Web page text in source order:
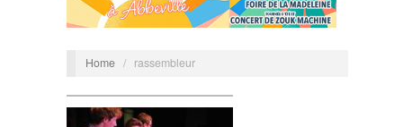
Home / rassembleur